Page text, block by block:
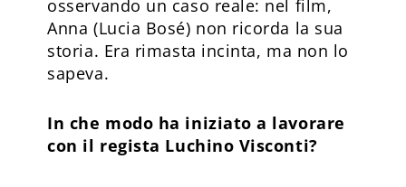
osservando un caso reale: nel film,
Anna (Lucia Bosé) non ricorda la sua
storia. Era rimasta incinta, ma non lo
sapeva.
In che modo ha iniziato a lavorare
con il regista Luchino Visconti?